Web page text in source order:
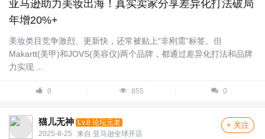
亚马逊助力美妆出海！真实卖家分享差异化打法破局
年增20%+
美妆类目竞争激烈、更新快，还常被贴上“非刚需”标签。但
Makartt(美甲)和JOVS(美容仪)两个品牌，都通过差异化打法和品牌
力实现 ...
0 855 0
猫儿无神 Lv.8 论坛元老
2025-8-25
来自 亚马逊全球开店
+ 关注